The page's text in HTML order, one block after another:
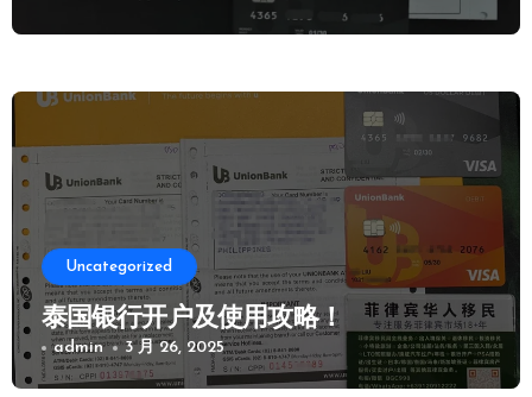
Uncategorized
泰国银行开户及使用攻略！
admin 3 月 26, 2025